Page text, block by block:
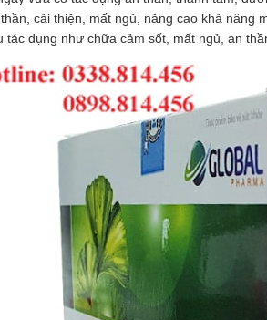
cải thiện, mất ngủ, nâng cao khả năng
dụng như chữa cảm sốt, mất ngủ, an